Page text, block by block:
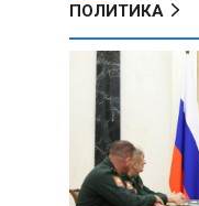
работу
ПОЛИТИКА